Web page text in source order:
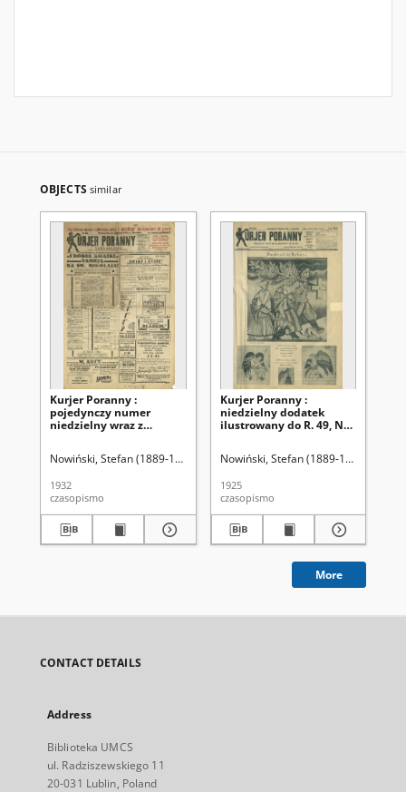
OBJECTS similar
Kurjer Poranny :
pojedynczy numer
niedzielny wraz z
(18 grudnia 1932)
Nowiński, Stefan (1889-1947). Red.
1932
czasopismo
Kurjer Poranny :
niedzielny dodatek
ilustrowany do R. 49, No
Nowiński, Stefan (1889-1947). Red.
1925
czasopismo
More
CONTACT DETAILS
Address
Biblioteka UMCS
ul. Radziszewskiego 11
20-031 Lublin, Poland